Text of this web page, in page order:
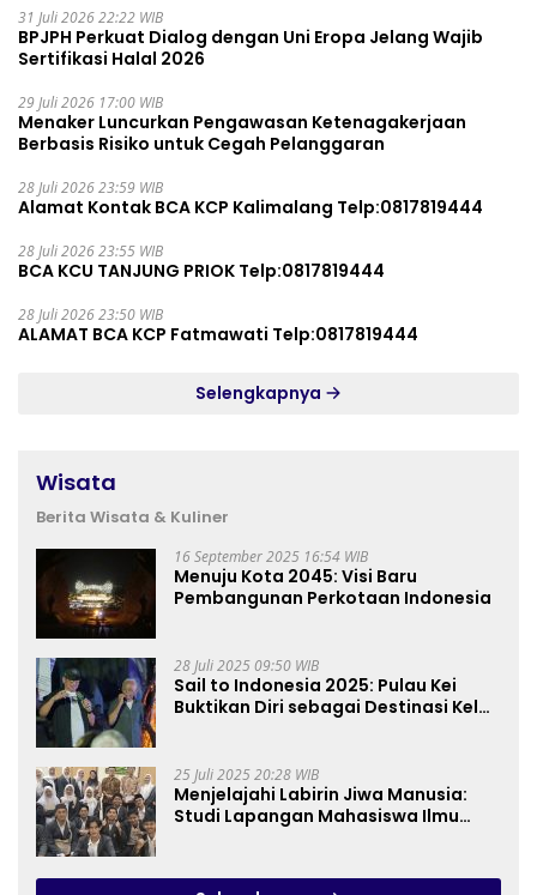
31 Juli 2026 22:22 WIB
BPJPH Perkuat Dialog dengan Uni Eropa Jelang Wajib
Sertifikasi Halal 2026
29 Juli 2026 17:00 WIB
Menaker Luncurkan Pengawasan Ketenagakerjaan
Berbasis Risiko untuk Cegah Pelanggaran
28 Juli 2026 23:59 WIB
Alamat Kontak BCA KCP Kalimalang Telp:0817819444
28 Juli 2026 23:55 WIB
BCA KCU TANJUNG PRIOK Telp:0817819444
28 Juli 2026 23:50 WIB
ALAMAT BCA KCP Fatmawati Telp:0817819444
Selengkapnya
Wisata
Berita Wisata & Kuliner
16 September 2025 16:54 WIB
Menuju Kota 2045: Visi Baru
Pembangunan Perkotaan Indonesia
28 Juli 2025 09:50 WIB
Sail to Indonesia 2025: Pulau Kei
Buktikan Diri sebagai Destinasi Kelas
25 Juli 2025 20:28 WIB
Menjelajahi Labirin Jiwa Manusia:
Studi Lapangan Mahasiswa Ilmu